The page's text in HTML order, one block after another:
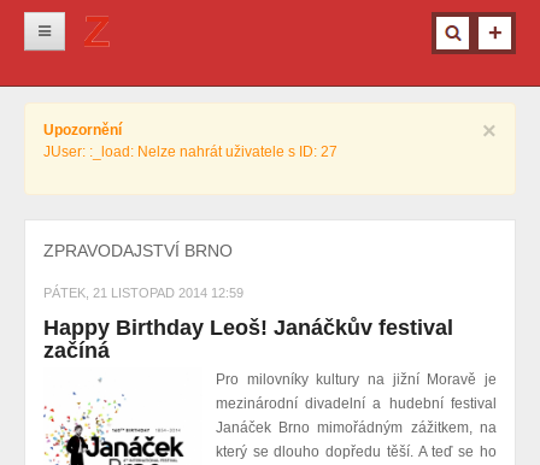
Krimi
Info z města
×
Upozornění
JUser: :_load: Nelze nahrát uživatele s ID: 27
ZPRAVODAJSTVÍ BRNO
PÁTEK, 21 LISTOPAD 2014 12:59
Happy Birthday Leoš! Janáčkův festival
začíná
Pro milovníky kultury na jižní Moravě je
mezinárodní divadelní a hudební festival
Janáček Brno mimořádným zážitkem, na
který se dlouho dopředu těší. A teď se ho